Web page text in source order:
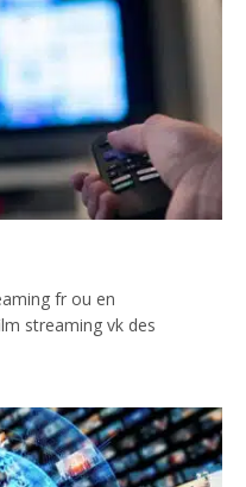
fr ou en
streaming vk des